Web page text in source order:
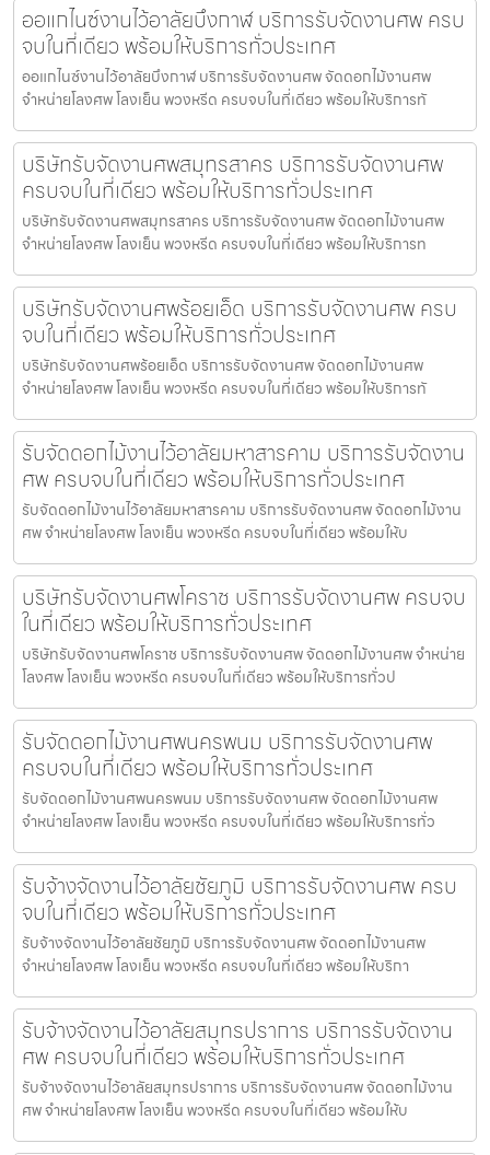
ออแกไนซ์งานไว้อาลัยบึงกาฬ บริการรับจัดงานศพ ครบ
จบในที่เดียว พร้อมให้บริการทั่วประเทศ
ออแกไนซ์งานไว้อาลัยบึงกาฬ บริการรับจัดงานศพ จัดดอกไม้งานศพ
จำหน่ายโลงศพ โลงเย็น พวงหรีด ครบจบในที่เดียว พร้อมให้บริการทั
บริษัทรับจัดงานศพสมุทรสาคร บริการรับจัดงานศพ
ครบจบในที่เดียว พร้อมให้บริการทั่วประเทศ
บริษัทรับจัดงานศพสมุทรสาคร บริการรับจัดงานศพ จัดดอกไม้งานศพ
จำหน่ายโลงศพ โลงเย็น พวงหรีด ครบจบในที่เดียว พร้อมให้บริการท
บริษัทรับจัดงานศพร้อยเอ็ด บริการรับจัดงานศพ ครบ
จบในที่เดียว พร้อมให้บริการทั่วประเทศ
บริษัทรับจัดงานศพร้อยเอ็ด บริการรับจัดงานศพ จัดดอกไม้งานศพ
จำหน่ายโลงศพ โลงเย็น พวงหรีด ครบจบในที่เดียว พร้อมให้บริการทั
รับจัดดอกไม้งานไว้อาลัยมหาสารคาม บริการรับจัดงาน
ศพ ครบจบในที่เดียว พร้อมให้บริการทั่วประเทศ
รับจัดดอกไม้งานไว้อาลัยมหาสารคาม บริการรับจัดงานศพ จัดดอกไม้งาน
ศพ จำหน่ายโลงศพ โลงเย็น พวงหรีด ครบจบในที่เดียว พร้อมให้บ
บริษัทรับจัดงานศพโคราช บริการรับจัดงานศพ ครบจบ
ในที่เดียว พร้อมให้บริการทั่วประเทศ
บริษัทรับจัดงานศพโคราช บริการรับจัดงานศพ จัดดอกไม้งานศพ จำหน่าย
โลงศพ โลงเย็น พวงหรีด ครบจบในที่เดียว พร้อมให้บริการทั่วป
รับจัดดอกไม้งานศพนครพนม บริการรับจัดงานศพ
ครบจบในที่เดียว พร้อมให้บริการทั่วประเทศ
รับจัดดอกไม้งานศพนครพนม บริการรับจัดงานศพ จัดดอกไม้งานศพ
จำหน่ายโลงศพ โลงเย็น พวงหรีด ครบจบในที่เดียว พร้อมให้บริการทั่ว
รับจ้างจัดงานไว้อาลัยชัยภูมิ บริการรับจัดงานศพ ครบ
จบในที่เดียว พร้อมให้บริการทั่วประเทศ
รับจ้างจัดงานไว้อาลัยชัยภูมิ บริการรับจัดงานศพ จัดดอกไม้งานศพ
จำหน่ายโลงศพ โลงเย็น พวงหรีด ครบจบในที่เดียว พร้อมให้บริกา
รับจ้างจัดงานไว้อาลัยสมุทรปราการ บริการรับจัดงาน
ศพ ครบจบในที่เดียว พร้อมให้บริการทั่วประเทศ
รับจ้างจัดงานไว้อาลัยสมุทรปราการ บริการรับจัดงานศพ จัดดอกไม้งาน
ศพ จำหน่ายโลงศพ โลงเย็น พวงหรีด ครบจบในที่เดียว พร้อมให้บ